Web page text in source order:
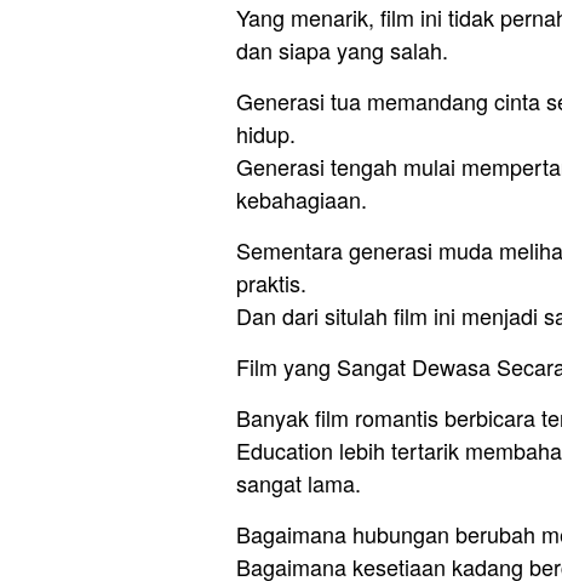
Yang menarik, film ini tidak
dan siapa yang salah.
Generasi tua memandang cinta
hidup.
Generasi tengah mulai
kebahagiaan.
Sementara generasi muda
praktis.
Dan dari situlah film ini menjadi
Film yang Sangat Dewasa
Banyak film romantis berbicara
Education lebih tertarik
sangat lama.
Bagaimana hubungan berubah
Bagaimana kesetiaan kadang